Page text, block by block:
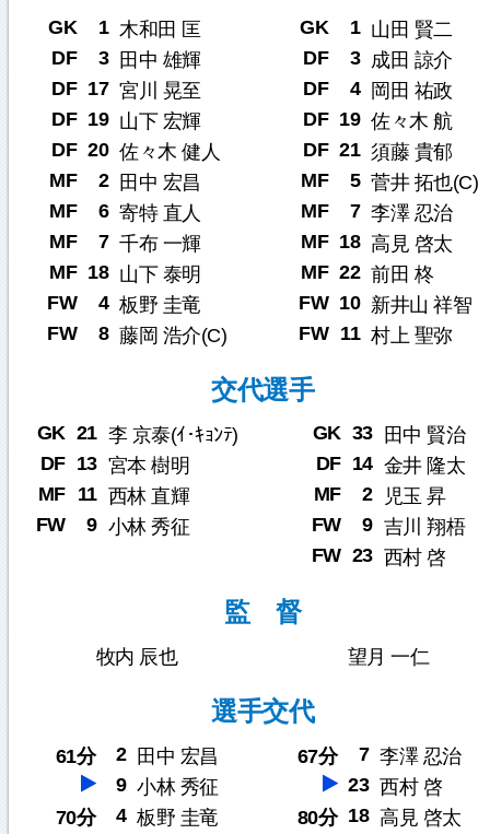
GK 1 木和田 匡
DF
3
田中 雄輝
DF 17 宮川 晃至
DF 19 山下 宏輝
DF 20 佐々木 健人
MF
2
田中 宏昌
MF
6 寄特 直人
MF
7 千布 一輝
MF 18 山下 泰明
FW
4 板野 圭竜
FW
8 藤岡 浩介(C)
GK 1 山田 賢二
DF
3 成田 諒介
DF
4
岡田 祐政
DF 19 佐々木 航
DF 21 須藤 貴郁
MF
5 菅井 拓也(C)
MF
7 李澤 忍治
MF 18 高見 啓太
MF 22 前田 柊
FW 10 新井山 祥智
FW 11 村上 聖弥
交代選手
GK 21 李 京泰(ｲ･ｷｮﾝﾃ)
DF 13 宮本 樹明
MF
11 西林 直輝
FW
9 小林 秀征
GK 33
田中 賢治
DF 14 金井 隆太
MF
2
児玉 昇
FW
9 吉川 翔梧
FW 23 西村 啓
監 督
牧内 辰也 望月 一仁
選手交代
61分 2
田中 宏昌
9 小林 秀征
70分
4 板野 圭竜
67分 7 李澤 忍治
23 西村 啓
80分 18 高見 啓太